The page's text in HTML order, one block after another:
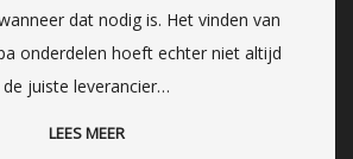
dat nodig is. Het vinden van
onderdelen hoeft echter niet altijd
juiste leverancier…
LEES MEER